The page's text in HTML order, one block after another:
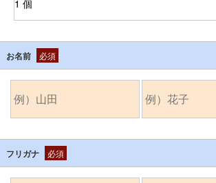
お名前 必須
フリガナ 必須